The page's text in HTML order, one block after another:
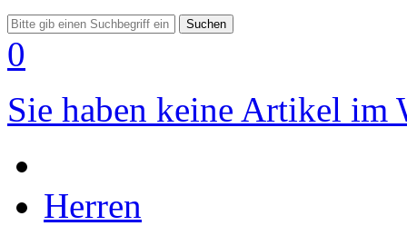
Suchen
0
Sie haben keine Artikel im
Herren